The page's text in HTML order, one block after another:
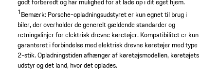
1Bemærk: Porsche-opladningsudstyret er kun egnet til brug i
biler, der overholder de generelt gældende standarder og
retningslinjer for elektrisk drevne køretøjer. Kompatibilitet er kun
garanteret i forbindelse med elektrisk drevne køretøjer med type
2-stik. Opladningstiden afhænger af køretøjsmodellen, køretøjets
udstyr og det land, hvor det oplades.